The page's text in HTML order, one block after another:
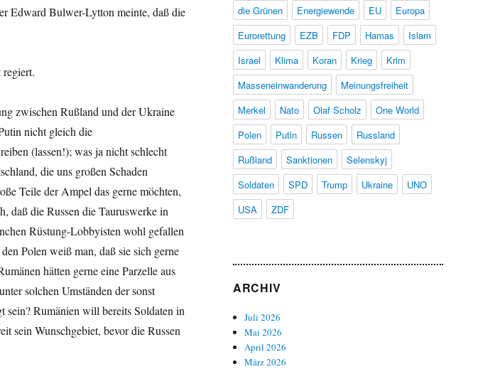
Edward Bulwer-Lytton meinte, daß die
zwischen Rußland und der Ukraine
nicht gleich die
(lassen!); was ja nicht schlecht
die uns großen Schaden
Teile der Ampel das gerne möchten,
daß die Russen die Tauruswerke in
Rüstung-Lobbyisten wohl gefallen
Polen weiß man, daß sie sich gerne
hätten gerne eine Parzelle aus
solchen Umständen der sonst
sein? Rumänien will bereits Soldaten in
sein Wunschgebiet, bevor die Russen
die Grünen
Energiewende EU
Europa
Eurorettung
EZB FDP Hamas
Islam
Israel
Klima Koran Krieg
Krim
Masseneinwanderung
Meinungsfreiheit
Merkel
Nato Olaf Scholz
One World
Polen
Putin Russen
Russland
Rußland
Sanktionen
Selenskyj
Soldaten
SPD Trump Ukraine
UNO
USA
ZDF
ARCHIV
Juli 2026
Mai 2026
April 2026
März 2026